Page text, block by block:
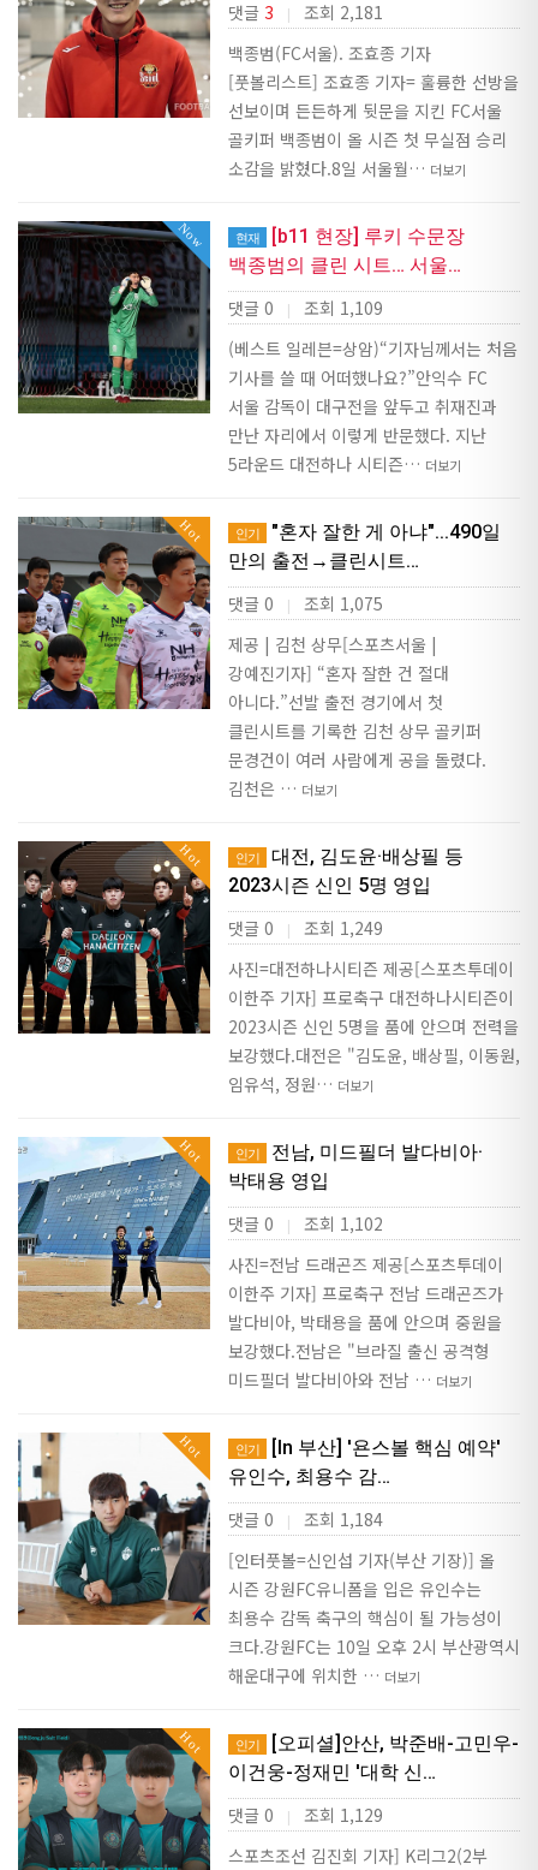
댓글 3 |
조회 2,181
백종범(FC서울). 조효종 기자
[풋볼리스트] 조효종 기자= 훌륭한 선방을
선보이며 든든하게 뒷문을 지킨 FC서울
골키퍼 백종범이 올 시즌 첫 무실점 승리
소감을 밝혔다.8일 서울월… 더보기
Now 현재
[b11 현장] 루키 수문장
백종범의 클린 시트… 서울…
댓글 0 |
조회 1,109
(베스트 일레븐=상암)“기자님께서는 처음
기사를 쓸 때 어떠했나요?”안익수 FC
서울 감독이 대구전을 앞두고 취재진과
만난 자리에서 이렇게 반문했다. 지난
5라운드 대전하나 시티즌… 더보기
Hot 인기
"혼자 잘한 게 아냐"...490일
만의 출전→클린시트…
댓글 0 |
조회 1,075
제공 | 김천 상무[스포츠서울 |
강예진기자] “혼자 잘한 건 절대
아니다.”선발 출전 경기에서 첫
클린시트를 기록한 김천 상무 골키퍼
문경건이 여러 사람에게 공을 돌렸다.
김천은 … 더보기
Hot 인기
대전, 김도윤·배상필 등
2023시즌 신인 5명 영입
댓글 0 |
조회 1,249
사진=대전하나시티즌 제공[스포츠투데이
이한주 기자] 프로축구 대전하나시티즌이
2023시즌 신인 5명을 품에 안으며 전력을
보강했다.대전은 "김도윤, 배상필, 이동원,
임유석, 정원… 더보기
Hot 인기
전남, 미드필더 발다비아·
박태용 영입
댓글 0 |
조회 1,102
사진=전남 드래곤즈 제공[스포츠투데이
이한주 기자] 프로축구 전남 드래곤즈가
발다비아, 박태용을 품에 안으며 중원을
보강했다.전남은 "브라질 출신 공격형
미드필더 발다비아와 전남 … 더보기
Hot 인기
[In 부산] '욘스볼 핵심 예약'
유인수, 최용수 감…
댓글 0 |
조회 1,184
[인터풋볼=신인섭 기자(부산 기장)] 올
시즌 강원FC유니폼을 입은 유인수는
최용수 감독 축구의 핵심이 될 가능성이
크다.강원FC는 10일 오후 2시 부산광역시
해운대구에 위치한 … 더보기
Hot 인기
[오피셜]안산, 박준배-고민우-
이건웅-정재민 '대학 신…
댓글 0 |
조회 1,129
스포츠조선 김진회 기자] K리그2(2부